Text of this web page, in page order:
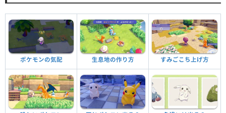
ポケモンの気配 生息地の作り方 すみごこち上げ方